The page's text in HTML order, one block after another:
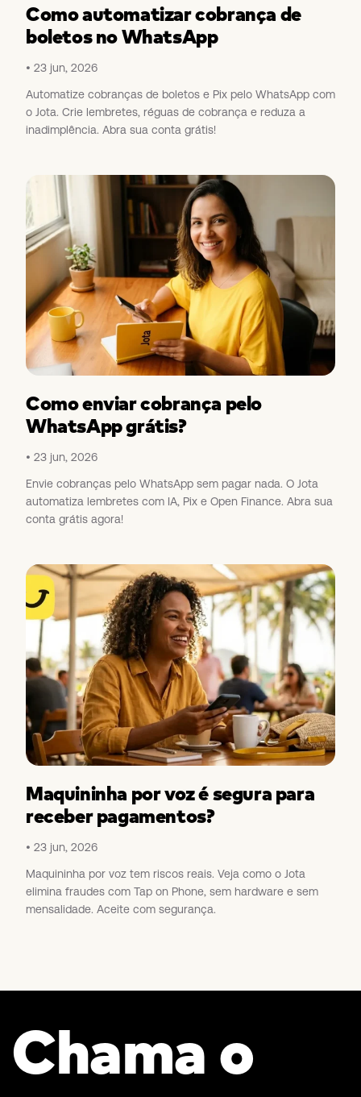
Como automatizar cobrança de
boletos no WhatsApp
23 jun, 2026
Automatize cobranças de boletos e Pix pelo WhatsApp com
o Jota. Crie lembretes, réguas de cobrança e reduza a
inadimplência. Abra sua conta grátis!
Como enviar cobrança pelo
WhatsApp grátis?
23 jun, 2026
Envie cobranças pelo WhatsApp sem pagar nada. O Jota
automatiza lembretes com IA, Pix e Open Finance. Abra sua
conta grátis agora!
Maquininha por voz é segura para
receber pagamentos?
23 jun, 2026
Maquininha por voz tem riscos reais. Veja como o Jota
elimina fraudes com Tap on Phone, sem hardware e sem
mensalidade. Aceite com segurança.
Chama o